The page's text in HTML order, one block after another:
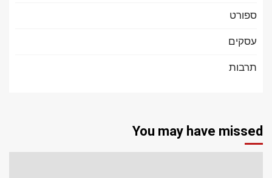
ספורט
עסקים
תרבות
You may have missed